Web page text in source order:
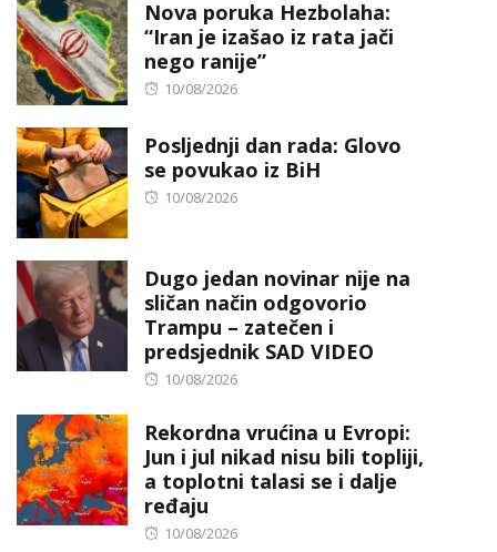
Nova poruka Hezbolaha:
“Iran je izašao iz rata jači
nego ranije”
Posted
10/08/2026
Posljednji dan rada: Glovo
se povukao iz BiH
Posted
10/08/2026
Dugo jedan novinar nije na
sličan način odgovorio
Trampu – zatečen i
predsjednik SAD VIDEO
Posted
10/08/2026
Rekordna vrućina u Evropi:
Jun i jul nikad nisu bili topliji,
a toplotni talasi se i dalje
ređaju
Posted
10/08/2026